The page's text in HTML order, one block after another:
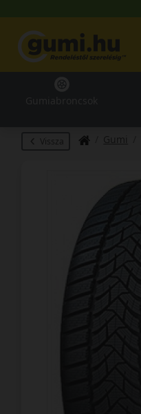
Vissza Gumi